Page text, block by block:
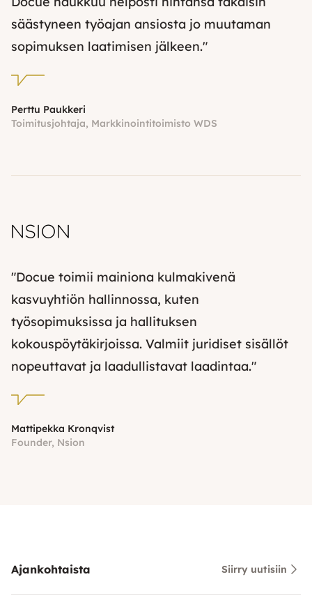
säästyneen työajan ansiosta jo muutaman
sopimuksen laatimisen jälkeen."
Perttu Paukkeri
Toimitusjohtaja, Markkinointitoimisto WDS
"Docue toimii mainiona kulmakivenä
kasvuyhtiön hallinnossa, kuten
työsopimuksissa ja hallituksen
kokouspöytäkirjoissa. Valmiit juridiset sisällöt
nopeuttavat ja laadullistavat laadintaa."
Mattipekka Kronqvist
Founder, Nsion
Ajankohtaista Siirry uutisiin